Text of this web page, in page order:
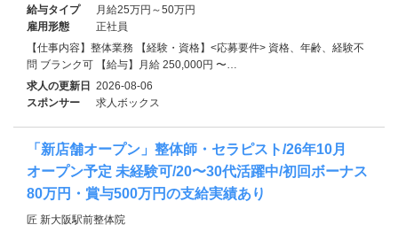
給与タイプ
月給25万円～50万円
雇用形態
正社員
【仕事内容】整体業務 【経験・資格】<応募要件> 資格、年齢、経験不
問 ブランク可 【給与】月給 250,000円 〜…
求人の更新日 2026-08-06
スポンサー
求人ボックス
「新店舗オープン」整体師・セラピスト/26年10月
オープン予定 未経験可/20〜30代活躍中/初回ボーナス
80万円・賞与500万円の支給実績あり
匠 新大阪駅前整体院